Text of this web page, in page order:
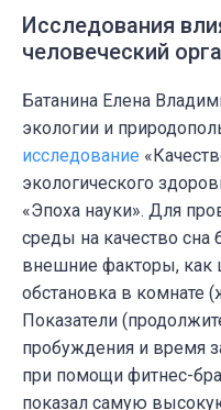
Исследования
человеческий
Батанина Елена
экологии и
исследование
экологического
«Эпоха науки». Для
среды на качество сна
внешние факторы,
обстановка в комнате
Показатели
пробуждения и время
при помощи фитнес-
показал самую